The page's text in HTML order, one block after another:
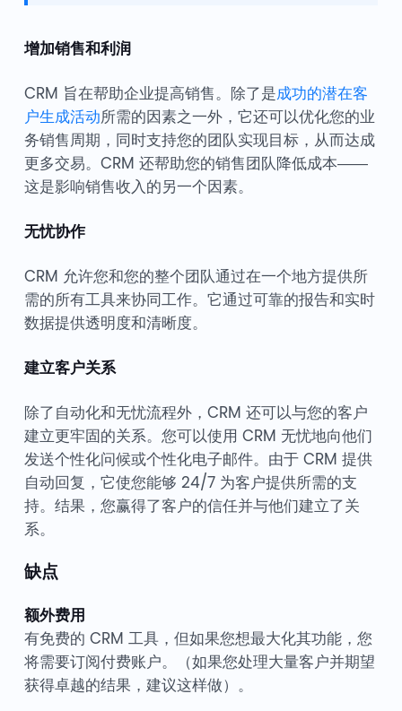
增加销售和利润
CRM 旨在帮助企业提高销售。除了是成功的潜在客
户生成活动所需的因素之一外，它还可以优化您的业
务销售周期，同时支持您的团队实现目标，从而达成
更多交易。CRM 还帮助您的销售团队降低成本——
这是影响销售收入的另一个因素。
无忧协作
CRM 允许您和您的整个团队通过在一个地方提供所
需的所有工具来协同工作。它通过可靠的报告和实时
数据提供透明度和清晰度。
建立客户关系
除了自动化和无忧流程外，CRM 还可以与您的客户
建立更牢固的关系。您可以使用 CRM 无忧地向他们
发送个性化问候或个性化电子邮件。由于 CRM 提供
自动回复，它使您能够 24/7 为客户提供所需的支
持。结果，您赢得了客户的信任并与他们建立了关
系。
缺点
额外费用
有免费的 CRM 工具，但如果您想最大化其功能，您
将需要订阅付费账户。（如果您处理大量客户并期望
获得卓越的结果，建议这样做）。